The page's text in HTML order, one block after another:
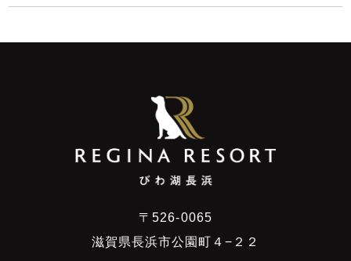
〒526-0065
滋賀県長浜市公園町４−２２